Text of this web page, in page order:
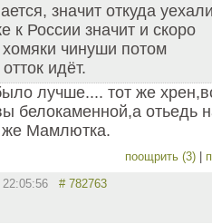
значит откуда
к России значит и скоро
чинуши потом
идёт.
лучше.... тот же
белокаменной,а отьедь
же Мамлютка.
поощрить (3) |
22:05:56 # 782763